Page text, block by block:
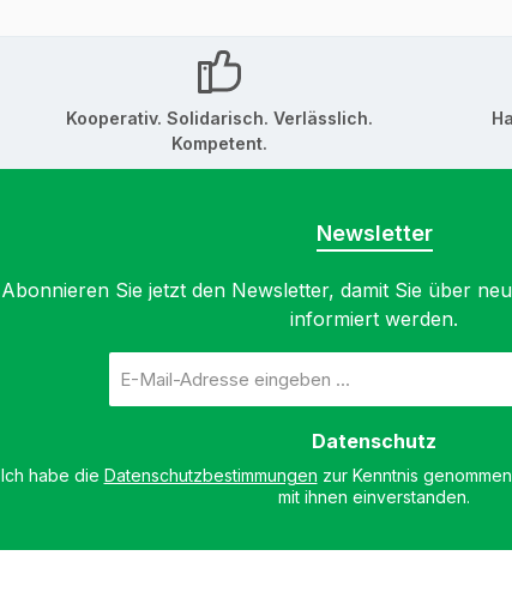
Kooperativ. Solidarisch. Verlässlich.
Kompetent.
Newsletter
Abonnieren Sie jetzt den Newsletter, damit Sie über
informiert werden.
Mail-
Adresse
Datenschutz
Ich habe die Datenschutzbestimmungen zur Kenntnis
mit ihnen einverstanden.